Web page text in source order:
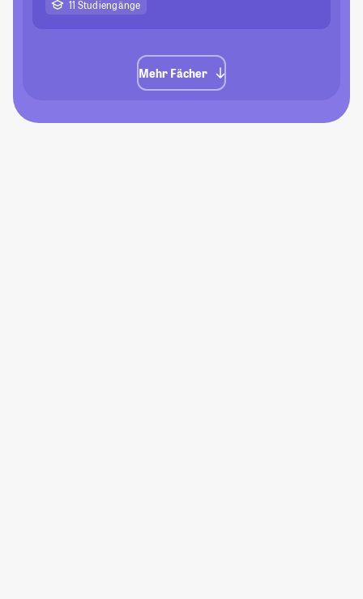
11 Studiengänge
Mehr Fächer